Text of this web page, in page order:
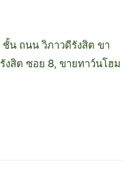
น ถนน วิภาวดีรังสิต ขา
งสิต ซอย 8, ขายทาว์นโฮม